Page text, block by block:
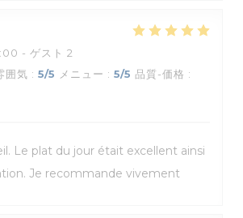
- ゲスト 2
囲気 : 5/5 メニュー : 5/5 品質-価格 :
Le plat du jour était excellent ainsi
Je recommande vivement